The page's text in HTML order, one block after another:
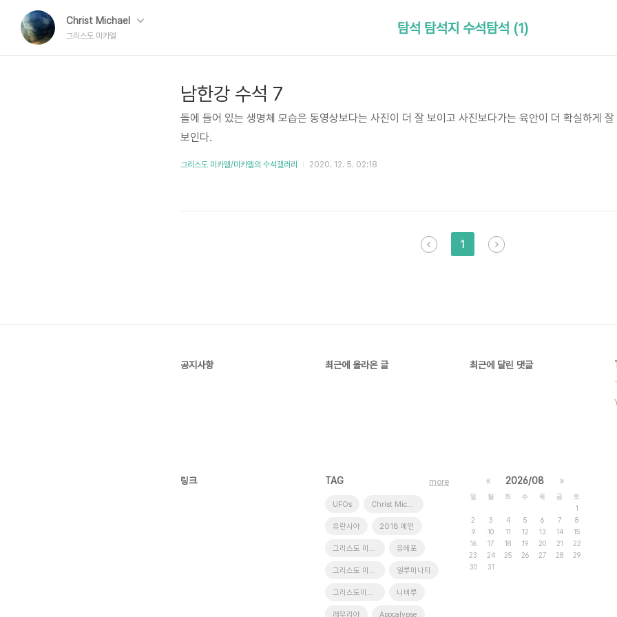
Christ Michael
그리스도 미카엘 탐석 탐석지 수석탐석 (1)
남한강 수석 7
돌에 들어 있는 생명체 모습은 동영상보다는 사진이 더 잘 보이고 사진보다가는 육안이 더 확실하게 잘
보인다.
그리스도 미카엘/미카엘의 수석갤러리 2020. 12. 5. 02:18
1
공지사항 최근에 올라온 글 최근에 달린 댓글
링크 TAG
UFOs Christ Michael
유란시아 2018 예언
그리스도 미카엘 유에포
그리스도 미가엘 일루미나티
그리스도미카엘 니비루
레무리아 Apocalypse
more « 2026/08 »
일 월 화 수 목 금
토
1
2
3 4 5 6 7
8
9
10 11 12 13 14
15
16
17 18 19 20 21
22
23
24 25 26 27 28
29
30
31